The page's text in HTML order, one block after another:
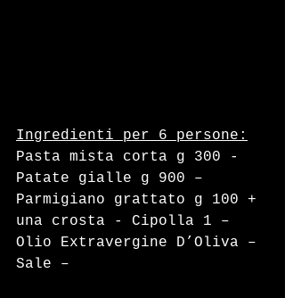
Ingredienti per 6 persone:
Pasta mista corta g 300 -
Patate gialle g 900 –
Parmigiano grattato g 100 +
una crosta - Cipolla 1 –
Olio Extravergine D’Oliva –
Sale –